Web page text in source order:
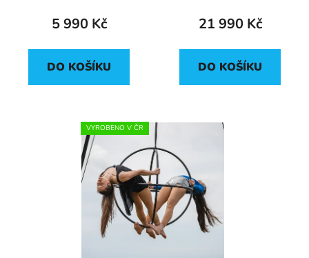
5 990 Kč
DO KOŠÍKU
21 990 Kč
DO KOŠÍKU
VYROBENO V ČR